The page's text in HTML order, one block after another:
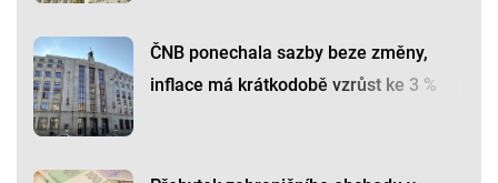
ČNB ponechala sazby beze změny,
inflace má krátkodobě vzrůst ke 3 %